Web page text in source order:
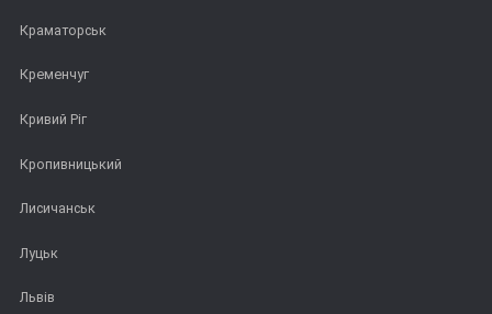
Краматорськ
Кременчуг
Кривий Ріг
Кропивницький
Лисичанськ
Луцьк
Львів